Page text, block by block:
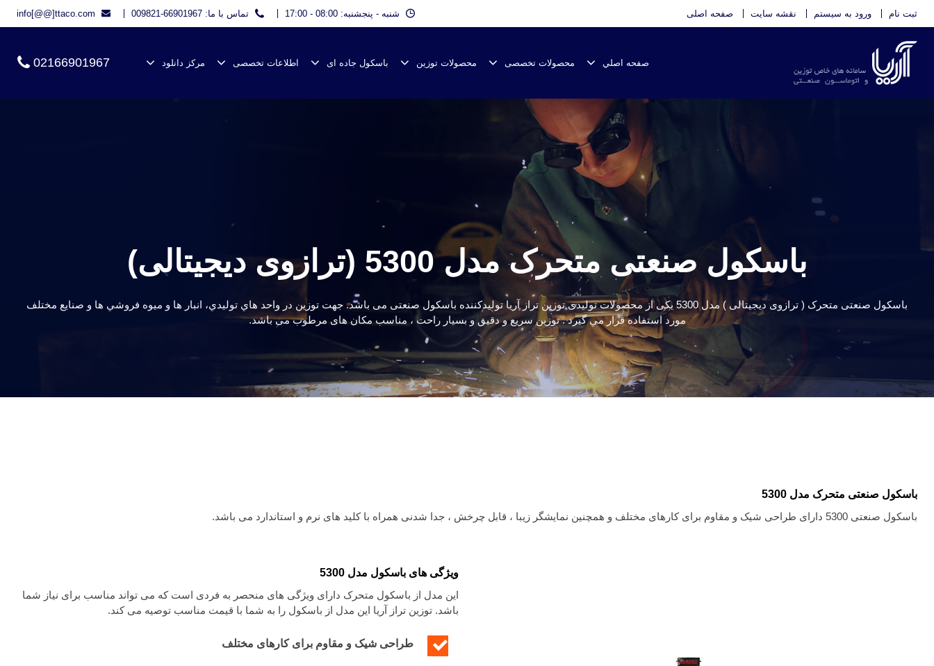
ثبت نام ورود به سیستم نقشه سایت صفحه اصلی شنبه - پنجشنبه: 08:00 - 17:00 تماس با ما: 66901967-009821 info[@@]ttaco.com
صفحه اصلي محصولات تخصصی محصولات توزین باسکول جاده ای اطلاعات تخصصی مرکز دانلود 02166901967
باسکول صنعتی متحرک مدل 5300 (ترازوی دیجیتالی)
باسکول صنعتی متحرک ( ترازوی دیجیتالی ) مدل 5300 یکی از محصولات تولیدی توزین تراز آریا تولیدکننده باسکول صنعتی می باشد. جهت توزين در واحد هاي توليدي، انبار ها و ميوه فروشي ها و صنايع مختلف
مورد استفاده قرار مي گيرد . توزین سریع و دقیق و بسیار راحت ، مناسب مکان های مرطوب می باشد.
باسکول صنعتی متحرک مدل 5300
باسکول صنعتی 5300 دارای طراحی شیک و مقاوم برای کارهای مختلف و همچنین نمایشگر زیبا ، قابل چرخش ، جدا شدنی همراه با کلید های نرم و استاندارد می باشد.
ویژگی های باسکول مدل 5300
این مدل از باسکول متحرک دارای ویژگی های منحصر به فردی است که می تواند مناسب برای نیاز شما
باشد. توزین تراز آریا این مدل از باسکول را به شما با قیمت مناسب توصیه می کند.
طراحی شیک و مقاوم برای کارهای مختلف